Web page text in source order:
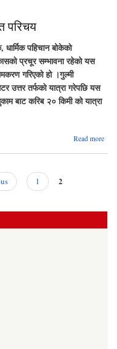
परिचय
पहिचान बोकेको
प्रचूर सम्भावना रहेको यस
गरिएको हो ।गुल्मी
उत्तर तर्फको यात्रा गरेपछि यस
बाट करिब २० किमी को यात्रा
Read more
1 2